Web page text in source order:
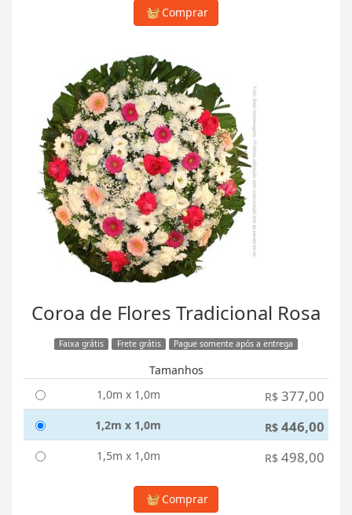
Comprar
Coroa de Flores Tradicional Rosa
Faixa grátis Frete grátis Pague somente após a entrega
Tamanhos
1,0m x 1,0m
R$ 377,00
1,2m x 1,0m R$ 446,00
1,5m x 1,0m R$ 498,00
Comprar